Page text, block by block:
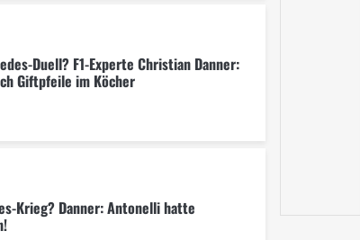
Duell? F1-Experte Christian Danner:
Giftpfeile im Köcher
Krieg? Danner: Antonelli hatte